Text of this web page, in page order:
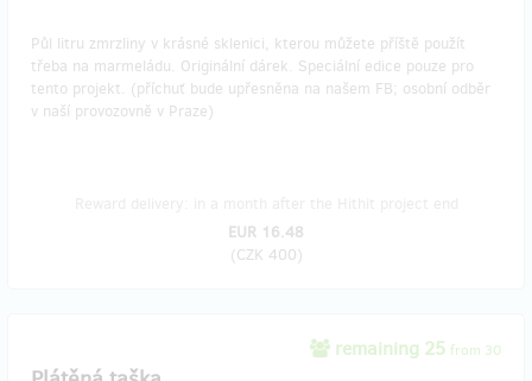
Půl litru zmrzliny v krásné sklenici, kterou můžete příště použít
třeba na marmeládu. Originální dárek. Speciální edice pouze pro
tento projekt. (příchuť bude upřesněna na našem FB; osobní odběr
v naší provozovně v Praze)
EUR 16.48
(CZK 400)
remaining 25 from 30